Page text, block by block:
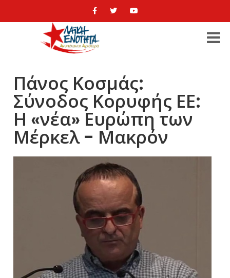
Πάνος Κοσμάς:
Σύνοδος Κορυφής ΕΕ:
Η «νέα» Ευρώπη των
Μέρκελ - Μακρόν